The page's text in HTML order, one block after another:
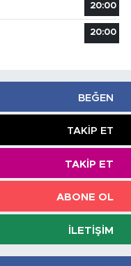
20:00
20:00
BEĞEN
TAKIP ET
TAKIP ET
ABONE OL
İLETIŞIM